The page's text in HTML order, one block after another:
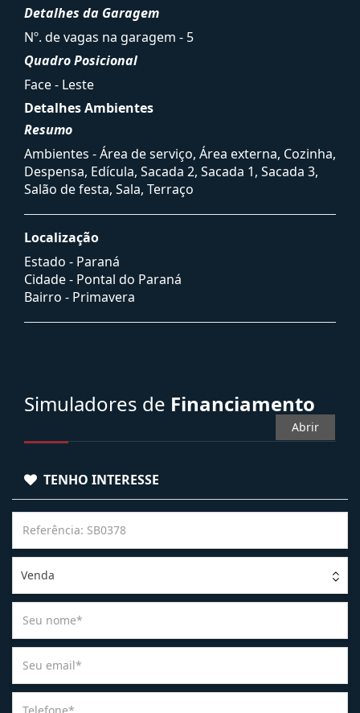
Detalhes da Garagem
Nº. de vagas na garagem - 5
Quadro Posicional
Face - Leste
Detalhes Ambientes
Resumo
Ambientes - Área de serviço, Área externa, Cozinha,
Despensa, Edícula, Sacada 2, Sacada 1, Sacada 3,
Salão de festa, Sala, Terraço
Localização
Estado - Paraná
Cidade - Pontal do Paraná
Bairro - Primavera
Simuladores de Financiamento
Abrir
TENHO INTERESSE
Venda